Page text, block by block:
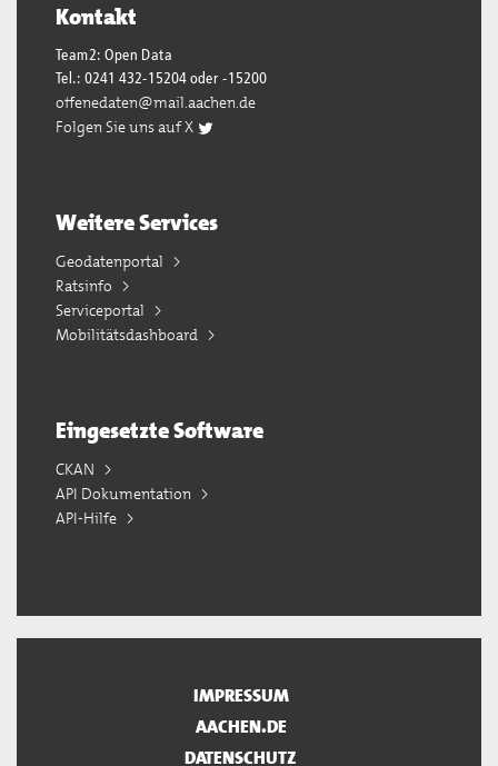
Kontakt
Team2: Open Data
Tel.: 0241 432-15204 oder -15200
offenedaten@mail.aachen.de
Folgen Sie uns auf X
Weitere Services
Geodatenportal
Ratsinfo
Serviceportal
Mobilitätsdashboard
Eingesetzte Software
CKAN
API Dokumentation
API-Hilfe
IMPRESSUM
AACHEN.DE
DATENSCHUTZ